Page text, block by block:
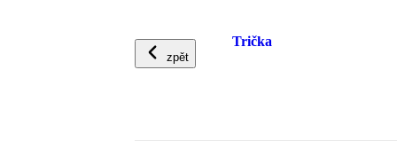
zpět
Trička